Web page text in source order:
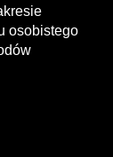
osobistego